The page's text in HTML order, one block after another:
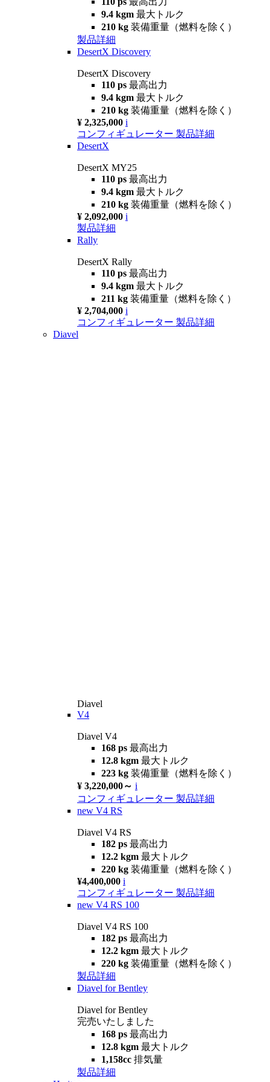
9.4 kgm 最大トルク
210 kg 装備重量（燃料を除く）
製品詳細
DesertX Discovery
DesertX Discovery
110 ps 最高出力
9.4 kgm 最大トルク
210 kg 装備重量（燃料を除く）
¥ 2,325,000 i
コンフィギュレーター 製品詳細
DesertX
DesertX MY25
110 ps 最高出力
9.4 kgm 最大トルク
210 kg 装備重量（燃料を除く）
¥ 2,092,000 i
製品詳細
Rally
DesertX Rally
110 ps 最高出力
9.4 kgm 最大トルク
211 kg 装備重量（燃料を除く）
¥ 2,704,000 i
コンフィギュレーター 製品詳細
Diavel
Diavel
V4
Diavel V4
168 ps 最高出力
12.8 kgm 最大トルク
223 kg 装備重量（燃料を除く）
¥ 3,220,000～ i
コンフィギュレーター 製品詳細
new V4 RS
Diavel V4 RS
182 ps 最高出力
12.2 kgm 最大トルク
220 kg 装備重量（燃料を除く）
¥4,400,000 i
コンフィギュレーター 製品詳細
new V4 RS 100
Diavel V4 RS 100
182 ps 最高出力
12.2 kgm 最大トルク
220 kg 装備重量（燃料を除く）
製品詳細
Diavel for Bentley
Diavel for Bentley
完売いたしました
168 ps 最高出力
12.8 kgm 最大トルク
1,158cc 排気量
製品詳細